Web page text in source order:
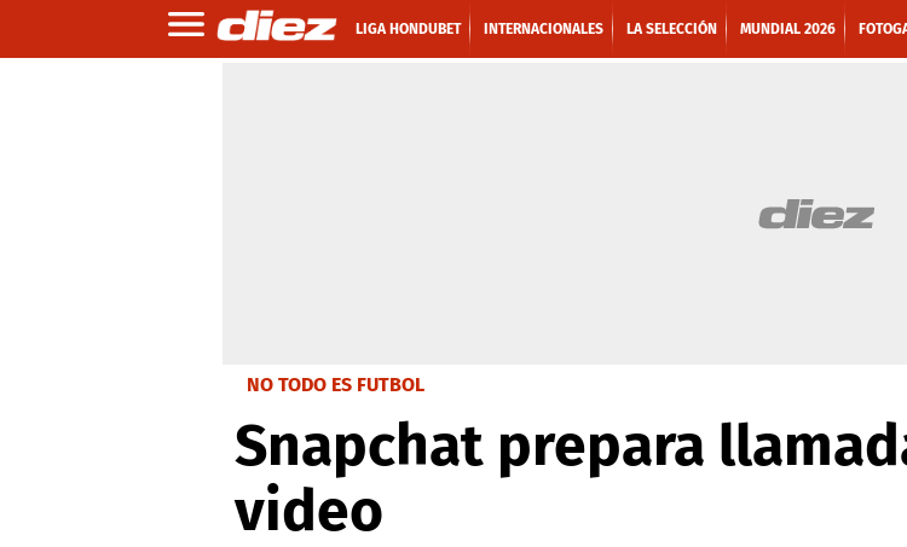
LIGA HONDUBET INTERNACIONALES LA SELECCIÓN MUNDIAL 2026
NO TODO ES FUTBOL
Snapchat prepara
video